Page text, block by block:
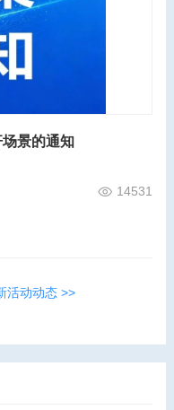
景的通知
14531
活动动态 >>